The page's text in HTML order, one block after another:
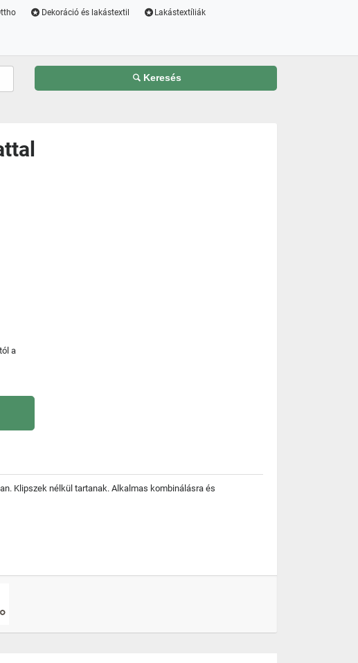
Dekoráció és lakástextil Lakástextíliák
Keresés
a
Klipszek nélkül tartanak. Alkalmas kombinálásra és